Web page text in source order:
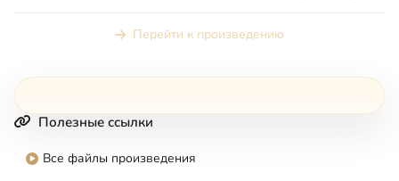
Перейти к произведению
Полезные ссылки
Все файлы произведения